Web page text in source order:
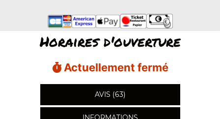
Horaires d'ouverture
Actuellement fermé
AVIS (63)